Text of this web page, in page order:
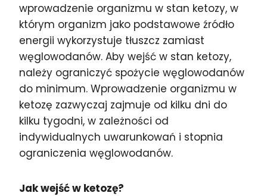
wprowadzenie organizmu w stan ketozy, w
którym organizm jako podstawowe źródło
energii wykorzystuje tłuszcz zamiast
węglowodanów. Aby wejść w stan ketozy,
należy ograniczyć spożycie węglowodanów
do minimum. Wprowadzenie organizmu w
ketozę zazwyczaj zajmuje od kilku dni do
kilku tygodni, w zależności od
indywidualnych uwarunkowań i stopnia
ograniczenia węglowodanów.
Jak wejść w ketozę?